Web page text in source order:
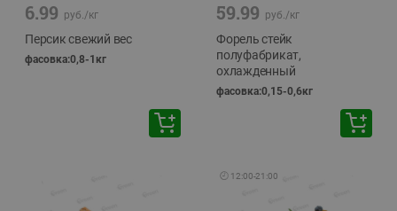
6.99 руб./кг
Персик свежий вес
фасовка:0,8-1кг
59.99 руб./кг
Форель стейк
полуфабрикат,
охлажденный
фасовка:0,15-0,6кг
🕘 12:00-21:00